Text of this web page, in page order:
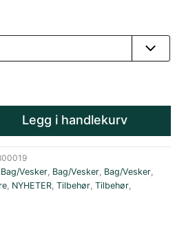
Legg i handlekurv
Bag/Vesker, Bag/Vesker, Bag/Vesker,
, NYHETER,Tilbehør,Tilbehør,